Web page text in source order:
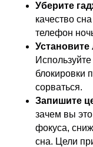
Уберите
качество
телефон
блокировки
сорваться.
Запишите
зачем вы
фокуса,
сна. Цели